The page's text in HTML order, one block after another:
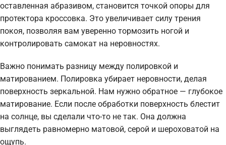
оставленная абразивом, становится точкой опоры для
протектора кроссовка. Это увеличивает силу трения
покоя, позволяя вам уверенно тормозить ногой и
контролировать самокат на неровностях.
Важно понимать разницу между полировкой и
матированием. Полировка убирает неровности, делая
поверхность зеркальной. Нам нужно обратное — глубокое
матирование. Если после обработки поверхность блестит
на солнце, вы сделали что-то не так. Она должна
выглядеть равномерно матовой, серой и шероховатой на
ощупь.